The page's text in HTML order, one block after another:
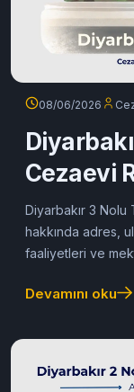
08/06/2026
Cezaevi
ve
Diyarbakır 3 Nolu
hakkında adres,
faaliyetleri ve
Devamını oku